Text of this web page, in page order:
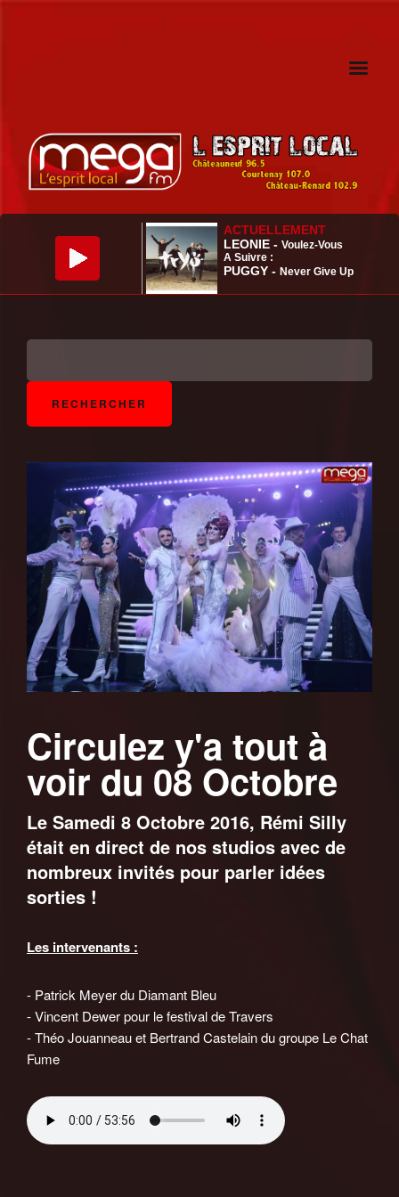
Circulez y'a tout à
voir du 08 Octobre
Le Samedi 8 Octobre 2016, Rémi Silly
était en direct de nos studios avec de
nombreux invités pour parler idées
sorties !
Les intervenants :
- Patrick Meyer du Diamant Bleu
- Vincent Dewer pour le festival de Travers
- Théo Jouanneau et Bertrand Castelain du groupe Le Chat
Fume